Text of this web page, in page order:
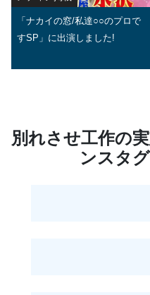
「ナカイの窓/私達○○のプロで
すSP」に出演しました!
別れさせ工作の
ンスタ